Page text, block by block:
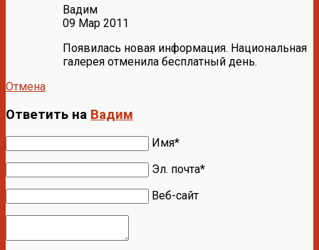
Вадим
09 Мар 2011
Появилась новая информация. Национальная
галерея отменила бесплатный день.
Отмена
Ответить на Вадим
Имя*
Эл. почта*
Веб-сайт